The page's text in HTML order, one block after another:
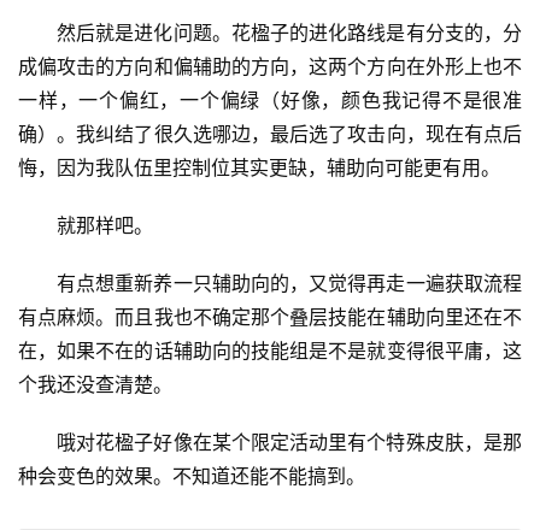
然后就是进化问题。花楹子的进化路线是有分支的，分
成偏攻击的方向和偏辅助的方向，这两个方向在外形上也不
一样，一个偏红，一个偏绿（好像，颜色我记得不是很准
确）。我纠结了很久选哪边，最后选了攻击向，现在有点后
悔，因为我队伍里控制位其实更缺，辅助向可能更有用。
就那样吧。
有点想重新养一只辅助向的，又觉得再走一遍获取流程
有点麻烦。而且我也不确定那个叠层技能在辅助向里还在不
在，如果不在的话辅助向的技能组是不是就变得很平庸，这
个我还没查清楚。
哦对花楹子好像在某个限定活动里有个特殊皮肤，是那
种会变色的效果。不知道还能不能搞到。